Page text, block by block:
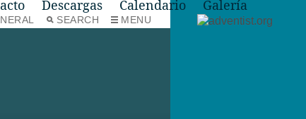
SEARCH MENU
Descargas Calendario Galería